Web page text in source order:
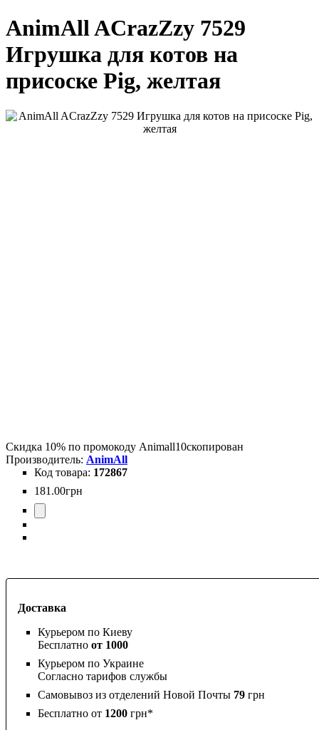
AnimAll ACrazZzy 7529
Игрушка для котов на
присоске Pig, желтая
Доставка
Курьером по Киеву
Бесплатно от 1000
Курьером по Украине
Согласно тарифов службы
Самовывоз из отделений Новой Почты 79 грн
Бесплатно от 1200 грн*
Скидка 10% по промокоду Animall10скопирован
AnimAll
172867
181 .00грн